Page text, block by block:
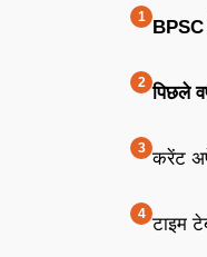
BPSC
पिछले
करेंट
टाइम